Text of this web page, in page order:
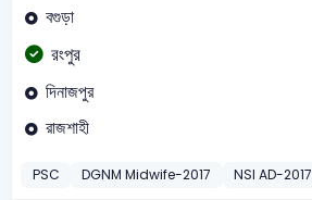
বগুড়া
রংপুর
দিনাজপুর
রাজশাহী
PSC DGNM Midwife-2017 NSI AD-2017